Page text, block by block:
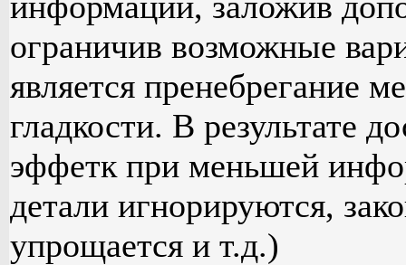
ограничив возможные
является пренебрегание
гладкости. В результате
эффетк при меньшей
детали игнорируются,
упрощается и т.д.)